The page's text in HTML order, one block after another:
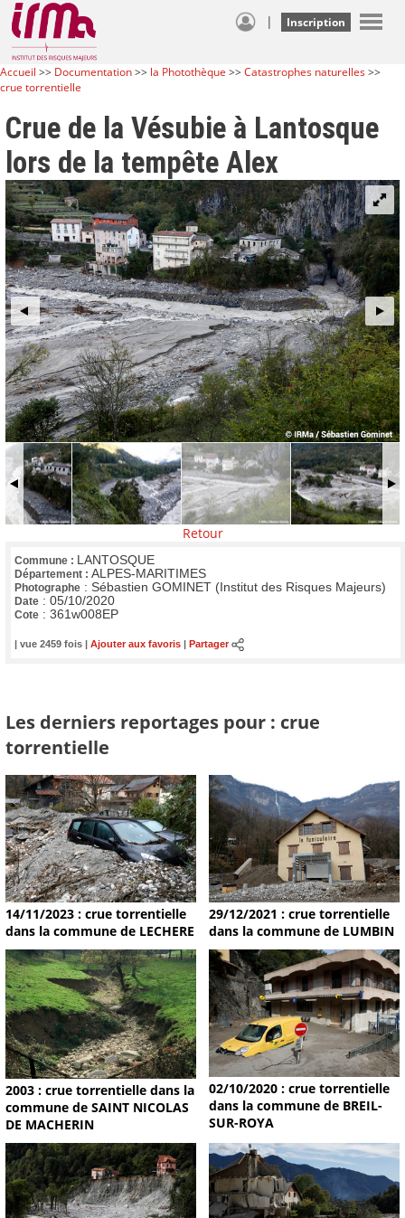
| Inscription
Accueil >> Documentation>> la Photothèque >>Catastrophes naturelles>>
crue torrentielle
Crue de la Vésubie à Lantosque
lors de la tempête Alex
Retour
Commune : LANTOSQUE
Département : ALPES-MARITIMES
Photographe : Sébastien GOMINET (Institut des Risques Majeurs)
Date : 05/10/2020
Cote : 361w008EP
| vue 2459 fois | Ajouter aux favoris Partager
Les derniers reportages pour : crue
torrentielle
14/11/2023 : crue torrentielle
dans la commune de LECHERE
29/12/2021 : crue torrentielle
dans la commune de LUMBIN
2003 : crue torrentielle dans la
commune de SAINT NICOLAS
DE MACHERIN
02/10/2020 : crue torrentielle
dans la commune de BREIL-
SUR-ROYA